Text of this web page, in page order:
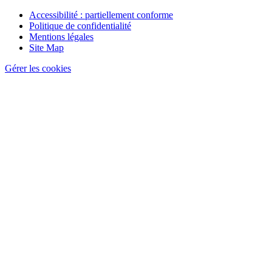
Pied
page
Accessibilité : partiellement conforme
Politique de confidentialité
Mentions légales
Site Map
Gérer les cookies